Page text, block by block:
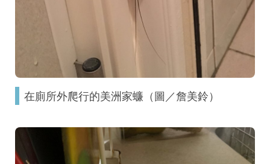
在廁所外爬行的美洲家蠊（圖／詹美鈴）